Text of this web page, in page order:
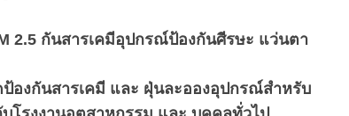
2.5 กันสารเคมีอุปกรณ์ป้องกันศีรษะ แว่นตา
องกันสารเคมี และ ฝุ่นละอองอุปกรณ์สำหรับ